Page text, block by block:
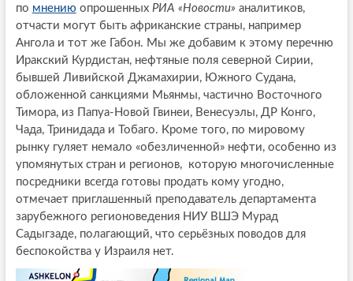
по мнению опрошенныхРИА «Новости» аналитиков,
отчасти могут быть африканские страны, например
Ангола и тот же Габон. Мы же добавим к этому перечню
Иракский Курдистан, нефтяные поля северной Сирии,
бывшей Ливийской Джамахирии, Южного Судана,
обложенной санкциями Мьянмы, частично Восточного
Тимора, из Папуа-Новой Гвинеи, Венесуэлы, ДР Конго,
Чада, Тринидада и Тобаго. Кроме того, по мировому
рынку гуляет немало «обезличенной» нефти, особенно из
упомянутых стран и регионов, которую многочисленные
посредники всегда готовы продать кому угодно,
отмечает приглашенный преподаватель департамента
зарубежного регионоведения НИУ ВШЭ Мурад
Садыгзаде, полагающий, что серьёзных поводов для
беспокойства у Израиля нет.